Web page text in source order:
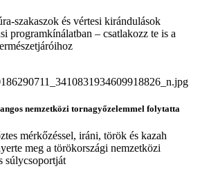
szakaszok és vértesi kirándulások
programkínálatban – csatlakozz te is a
nemzetközi tornagyőzelemmel folytatta
mérkőzéssel, iráni, török és kazah
meg a törökországi nemzetközi
súlycsoportját